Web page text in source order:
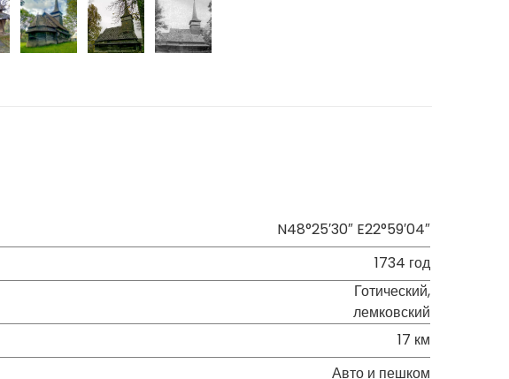
N48°25′30″ E22°59′04″
1734 год
Готический,
лемковский
17 км
Авто и пешком